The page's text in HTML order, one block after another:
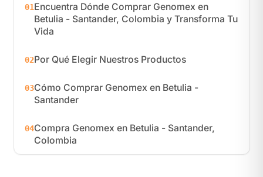
01Encuentra Dónde Comprar Genomex en
Betulia - Santander, Colombia y Transforma Tu
Vida
02Por Qué Elegir Nuestros Productos
03Cómo Comprar Genomex en Betulia -
Santander
04Compra Genomex en Betulia - Santander,
Colombia